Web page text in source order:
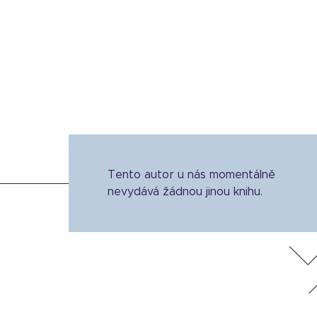
Tento autor u nás momentálně
nevydává žádnou jinou knihu.